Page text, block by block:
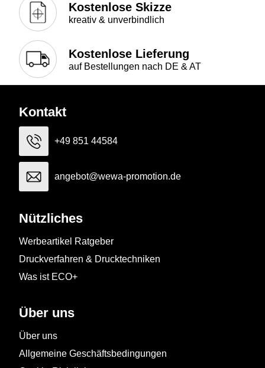
Kostenlose Skizze
kreativ & unverbindlich
Kostenlose Lieferung
auf Bestellungen nach DE & AT
Kontakt
+49 851 44584
angebot@wewa-promotion.de
Nützliches
Werbeartikel Ratgeber
Druckverfahren & Drucktechniken
Was ist ECO+
Über uns
Über uns
Allgemeine Geschäftsbedingungen